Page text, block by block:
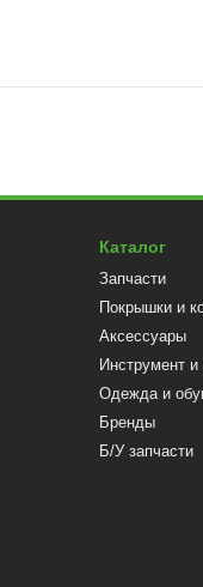
Каталог
Запчасти
Покрышки и
Аксессуары
Инструмент
Одежда и
Бренды
Б/У запчасти